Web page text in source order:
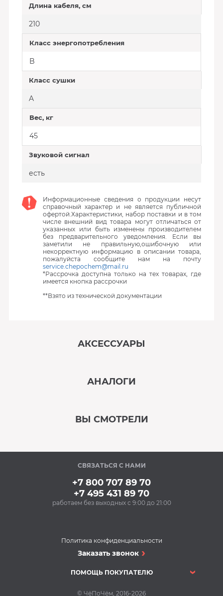
Длина кабеля, см
210
Класс энергопотребления
B
Класс сушки
A
Вес, кг
45
Звуковой сигнал
есть
Информационные сведения о продукции несут
справочный характер и не является публичной
офертой.Характеристики, набор поставки и в том
числе внешний вид товара могут отличаться от
указанных или быть изменены производителем
без предварительного уведомления. Если вы
заметили не правильную,ошибочную или
некорректную информацию в описании товара,
пожалуйста сообщите нам на почту
service.chepochem@mail.ru
*Рассрочка доступна только на тех товарах, где
имеется кнопка рассрочки
**Взято из технической документации
АКСЕССУАРЫ
подставки BON BN-
610-1 (1 компл.)
588 Р
АНАЛОГИ
Сушильная машина
BOSCH WQG241A0IT
ВЫ СМОТРЕЛИ
В наличии
СВЯЗАТЬСЯ С НАМИ
+7 800 707 89 70
+7 495 431 89 70
работаем без выходных с 9:00 до 21:00
Политика конфиденциальности
Заказать звонок
ПОМОЩЬ ПОКУПАТЕЛЮ
© ЧёПоЧём, 2016-2026